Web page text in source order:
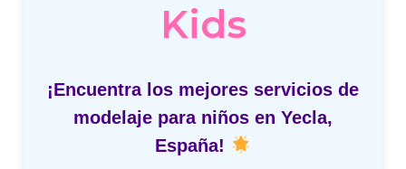
Kids
¡Encuentra los mejores servicios de
modelaje para niños en Yecla,
España!